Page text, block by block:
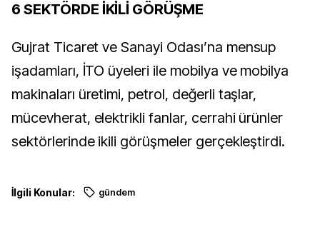
6 SEKTÖRDE İKİLİ GÖRÜŞME
Gujrat Ticaret ve Sanayi Odası’na mensup
işadamları, İTO üyeleri ile mobilya ve mobilya
makinaları üretimi, petrol, değerli taşlar,
mücevherat, elektrikli fanlar, cerrahi ürünler
sektörlerinde ikili görüşmeler gerçekleştirdi.
İlgili Konular: gündem